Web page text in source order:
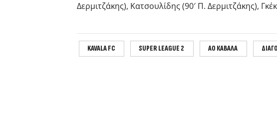
Δερμιτζάκης), Κατσουλίδης (90′ Π. Δερμιτζάκης),
KAVALA FC SUPER LEAGUE 2 ΑΟ ΚΑΒΑΛΑ